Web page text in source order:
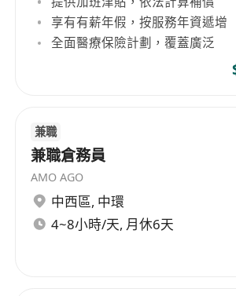
關工作經驗，熟悉快遞、跨境
（3PL）運作流程者尤佳。
下保持冷靜、耐心及積極態度
熟練操作Windows作業系統及
（如Excel、Outlook），能快
CRM、TMS或WMS等服務平臺。
提出改善建議，並配合跨部門協
務體驗。
享有有薪年假，按服務年資遞增
全面醫療保險計劃，覆蓋廣泛
兼職
兼職倉務員
AMO AGO
中西區, 中環
4~8小時/天, 月休6天